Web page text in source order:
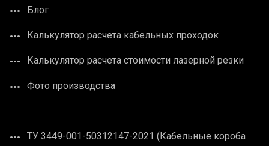
Блог
Калькулятор расчета кабельных проходок
Калькулятор расчета стоимости лазерной резки
Фото производства
ТУ 3449-001-50312147-2021 (Кабельные короба